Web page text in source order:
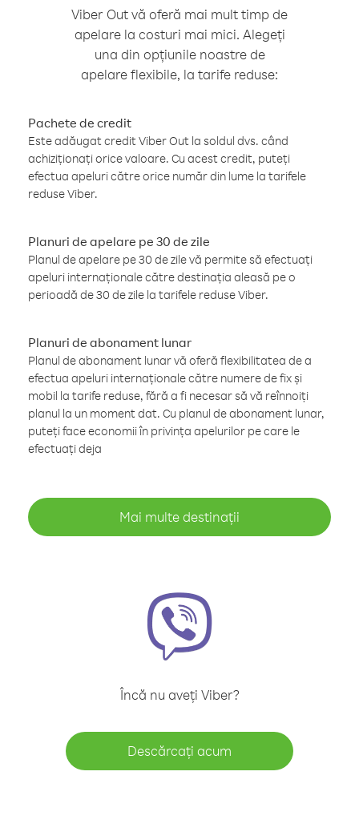
Viber Out vă oferă mai mult timp de
apelare la costuri mai mici. Alegeți
una din opțiunile noastre de
apelare flexibile, la tarife reduse:
Pachete de credit
Este adăugat credit Viber Out la soldul dvs. când
achiziționați orice valoare. Cu acest credit, puteți
efectua apeluri către orice număr din lume la tarifele
reduse Viber.
Planuri de apelare pe 30 de zile
Planul de apelare pe 30 de zile vă permite să efectuați
apeluri internaționale către destinația aleasă pe o
perioadă de 30 de zile la tarifele reduse Viber.
Planuri de abonament lunar
Planul de abonament lunar vă oferă flexibilitatea de a
efectua apeluri internaționale către numere de fix și
mobil la tarife reduse, fără a fi necesar să vă reînnoiți
planul la un moment dat. Cu planul de abonament lunar,
puteți face economii în privința apelurilor pe care le
efectuați deja
Mai multe destinații
Încă nu aveți Viber?
Descărcați acum